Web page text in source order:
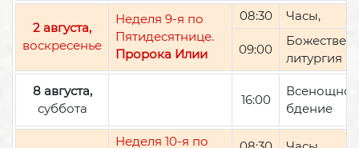
2 августа,
воскресенье
Неделя 9-я по
Пятидесятнице.
Пророка Илии
08:30 Часы,
09:00
литургия
8 августа,
суббота
16:00
Всенощное
бдение
Неделя 10-я по